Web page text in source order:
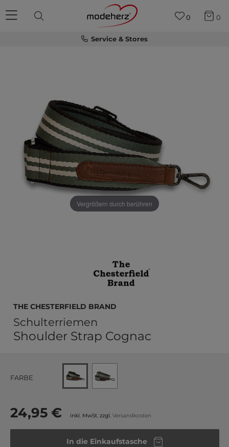
Service & Stores
0 0
Vergrößern durch berühren
The Chesterfield Brand
Schulterriemen
Shoulder Strap Cognac
FARBE
24,95 € inkl. MwSt. zzgl. Versandkosten
In die Einkaufstasche